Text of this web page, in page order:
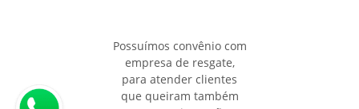
Possuímos convênio com
empresa de resgate,
para atender clientes
que queiram também